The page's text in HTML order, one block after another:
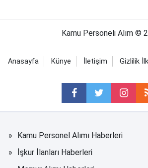
Kamu Personeli Alım ©
Anasayfa Künye İletişim Gizlilik
Kamu Personel Alımı Haberleri
İşkur İlanları Haberleri